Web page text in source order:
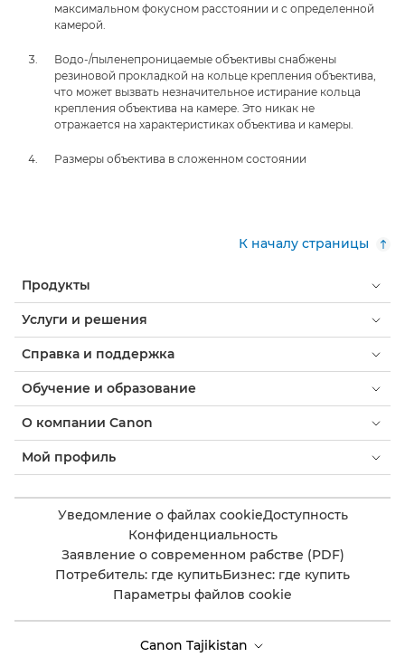
максимальном фокусном расстоянии и с определенной
камерой.
Водо-/пыленепроницаемые объективы снабжены
резиновой прокладкой на кольце крепления объектива,
что может вызвать незначительное истирание кольца
крепления объектива на камере. Это никак не
отражается на характеристиках объектива и камеры.
Размеры объектива в сложенном состоянии
К началу страницы
Продукты
Услуги и решения
Справка и поддержка
Обучение и образование
О компании Canon
Мой профиль
Уведомление о файлах cookieДоступность
Конфиденциальность
Заявление о современном рабстве (PDF)
Потребитель: где купитьБизнес: где купить
Параметры файлов cookie
Canon Tajikistan